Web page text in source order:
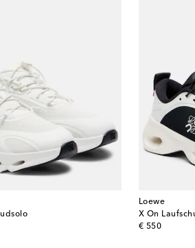
Loewe
X On
€ 550
original price